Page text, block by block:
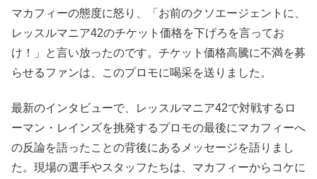
マカフィーの態度に怒り、「お前のクソエージェントに、
レッスルマニア42のチケット価格を下げろを言ってお
け！」と言い放ったのです。チケット価格高騰に不満を募
らせるファンは、このプロモに喝采を送りました。
最新のインタビューで、レッスルマニア42で対戦するロ
ーマン・レインズを挑発するプロモの最後にマカフィーへ
の反論を語ったことの背後にあるメッセージを語りまし
た。現場の選手やスタッフたちは、マカフィーからコケに